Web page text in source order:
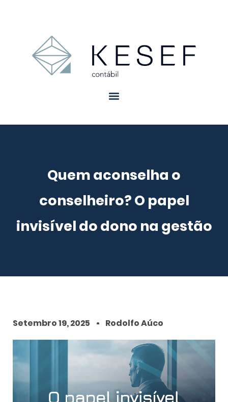
Quem aconselha o
conselheiro? O papel
invisível do dono na gestão
Setembro 19, 2025 Rodolfo Aúco